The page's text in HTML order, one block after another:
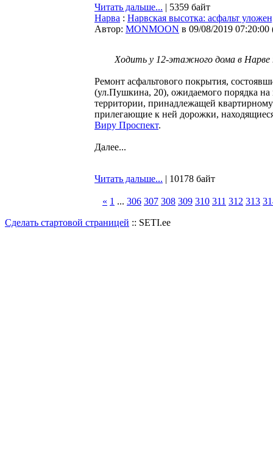
Читать дальше... | 5359 байт
Нарва : Нарвская высотка: асфальт
Автор: MONMOON в 09/08/2019 07:20:00
Ходить у 12-этажного дома в
Ремонт асфальтового покрытия,
(ул.Пушкина, 20), ожидаемого порядка
территории, принадлежащей
прилегающие к ней дорожки,
Виру Проспект.
Далее...
Читать дальше... | 10178 байт
« 1 ... 306 307 308 309 310 311 312 313
Сделать стартовой страницей :: SETI.ee